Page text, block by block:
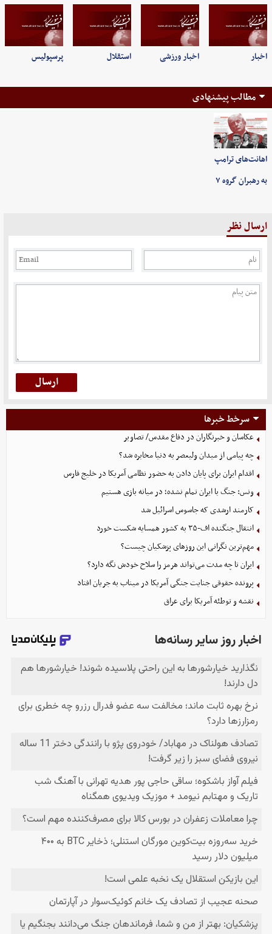
اخبار اخبار ورزشی استقلال پرسپولیس
مطالب پیشنهادی
اهانت‌های ترامپ
به رهبران گروه ۷
ارسال نظر
سرخط خبرها
عکاسان و خبرنگاران در دفاع مقدس/ تصاویر
چه پیامی از میدان ولیعصر به دنیا مخابره شد؟
اقدام ایران برای پایان دادن به حضور نظامی آمریکا در خلیج فارس
ونس: جنگ با ایران تمام نشده؛ در میانه بازی هستیم
کارمند ارشدی که جاسوس اسرائیل شد
انتقال جنگنده اف-۳۵ به کشور همسایه شکست خورد
مهم‌ترین نگرانی‌ این روزهای پزشکیان چیست؟
ایران تا چه مدت می‌تواند هرمز را سلاح خودش نگه دارد؟
پرونده حقوقی جنایت جنگی آمریکا در میناب به جریان افتاد
نقشه و توطئه آمریکا برای عراق